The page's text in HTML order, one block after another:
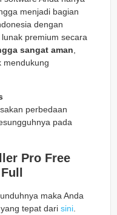
menjadi bagian
dengan
premium secara
sangat aman
mendukung
perbedaan
pada
Pro Free
maka Anda
tepat dari sini.